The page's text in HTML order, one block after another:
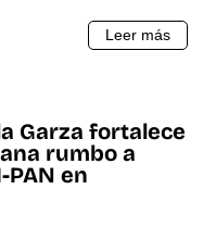
Garza fortalece
rumbo a
PAN en